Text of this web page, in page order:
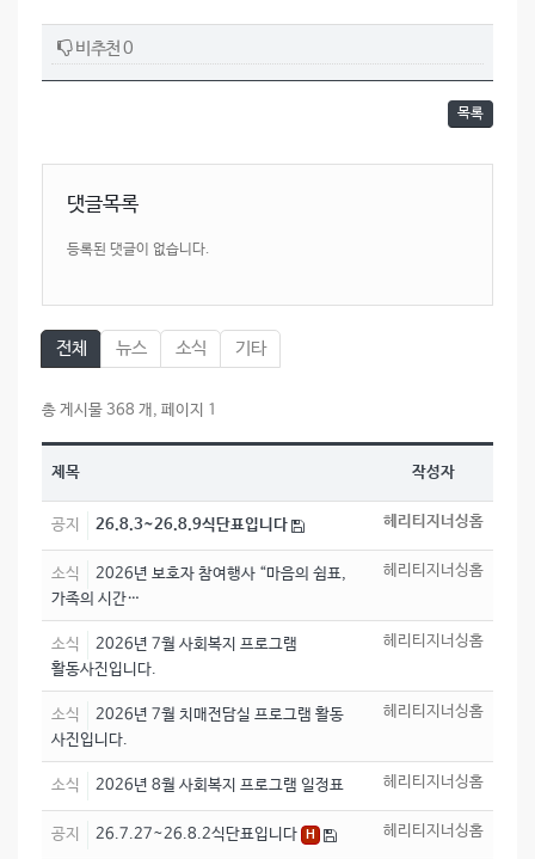
비추천 0
목록
댓글목록
등록된 댓글이 없습니다.
전체 뉴스 소식 기타
총 게시물 368 개, 페이지 1
제목 작성자
공지 26.8.3~26.8.9식단표입니다 헤리티지너싱홈
소식
2026년 보호자 참여행사 “마음의 쉼표,
가족의 시간…
헤리티지너싱홈
소식
2026년 7월 사회복지 프로그램
활동사진입니다.
헤리티지너싱홈
소식
2026년 7월 치매전담실 프로그램 활동
사진입니다.
헤리티지너싱홈
소식 2026년 8월 사회복지 프로그램 일정표 헤리티지너싱홈
공지 26.7.27~26.8.2식단표입니다 H 헤리티지너싱홈